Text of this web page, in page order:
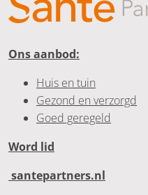
Ons aanbod:
Huis en tuin
Gezond en verzorgd
Goed geregeld
Word lid
santepartners.nl